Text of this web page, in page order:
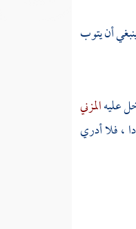
أن يتوب
عليهالمزني
، فلا أدري